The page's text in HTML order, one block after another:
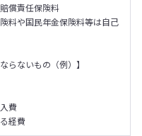
償責任保険料
料や国民年金保険料等は自己
らないもの（例）】
費
経費